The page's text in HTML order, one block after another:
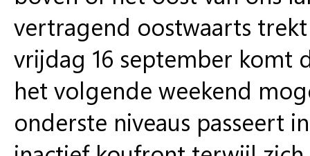
vertragend oostwaarts
vrijdag 16 september komt
het volgende weekend
onderste niveaus passeert